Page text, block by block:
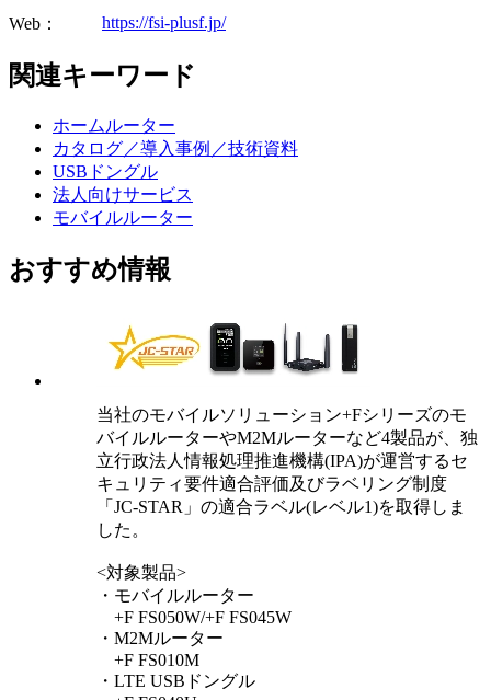
Web： https://fsi-plusf.jp/
関連キーワード
ホームルーター
カタログ／導入事例／技術資料
USBドングル
法人向けサービス
モバイルルーター
おすすめ情報
当社のモバイルソリューション+Fシリーズのモ
バイルルーターやM2Mルーターなど4製品が、独
立行政法人情報処理推進機構(IPA)が運営するセ
キュリティ要件適合評価及びラベリング制度
「JC-STAR」の適合ラベル(レベル1)を取得しま
した。
<対象製品>
・モバイルルーター
+F FS050W/+F FS045W
・M2Mルーター
+F FS010M
・LTE USBドングル